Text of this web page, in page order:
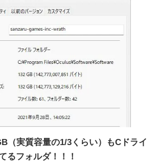
（実質容量の1/3くらい）もCドライ
るフォルダ！！！